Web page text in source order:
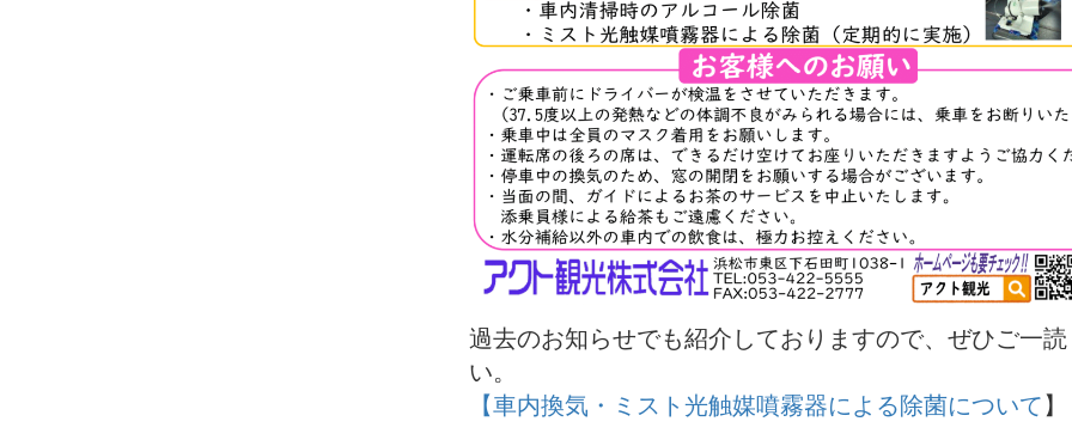
過去のお知らせでも紹介しておりますので、ぜひご一
い。
【車内換気・ミスト光触媒噴霧器による除菌について 】